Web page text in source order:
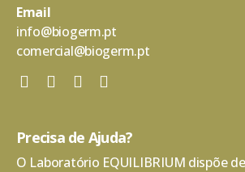
Email
info@biogerm.pt
comercial@biogerm.pt
Precisa de Ajuda?
O Laboratório EQUILIBRIUM dispõe